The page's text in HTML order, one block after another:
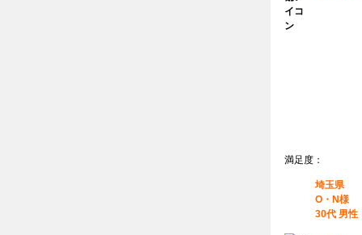
満足度：
埼玉県
O・N様
30代 男性